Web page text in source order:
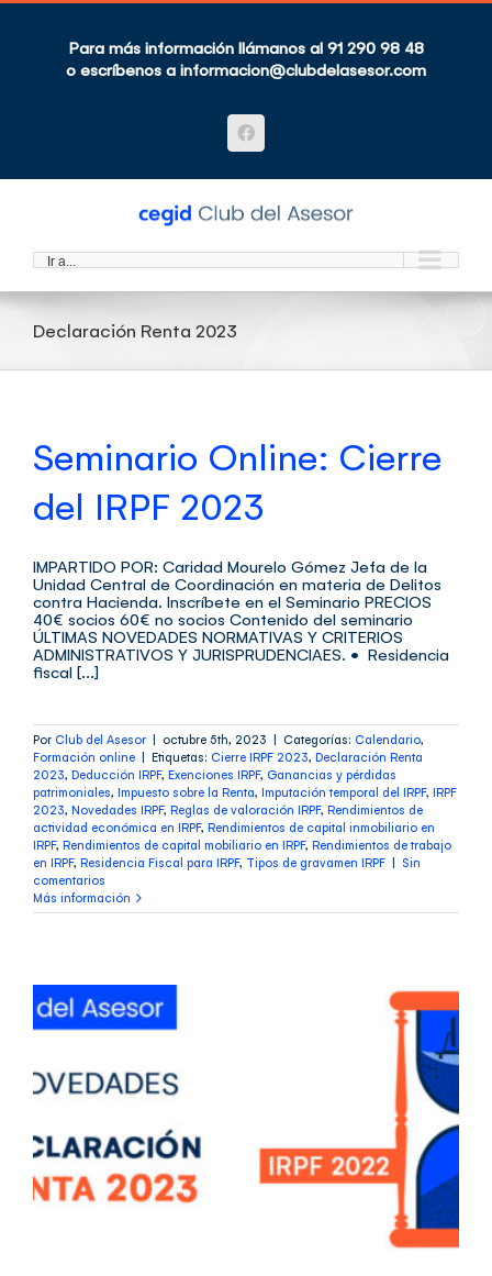
Saltar
contenidoPara más información llámanos al 91 290 98 48
o escríbenos a informacion@clubdelasesor.com
Facebook
Ir a...
Declaración Renta 2023
Seminario Online: Cierre
del IRPF 2023
IMPARTIDO POR: Caridad Mourelo Gómez Jefa de la
Unidad Central de Coordinación en materia de Delitos
contra Hacienda. Inscríbete en el Seminario PRECIOS
40€ socios 60€ no socios Contenido del seminario
ÚLTIMAS NOVEDADES NORMATIVAS Y CRITERIOS
ADMINISTRATIVOS Y JURISPRUDENCIAES. • Residencia
fiscal [...]
Por Club del Asesor | octubre 5th, 2023 | Categorías: Calendario,
Formación online | Etiquetas: Cierre IRPF 2023, Declaración Renta
2023, Deducción IRPF, Exenciones IRPF, Ganancias y pérdidas
patrimoniales, Impuesto sobre la Renta, Imputación temporal del IRPF, IRPF
2023, Novedades IRPF, Reglas de valoración IRPF, Rendimientos de
actividad económica en IRPF, Rendimientos de capital inmobiliario en
IRPF, Rendimientos de capital mobiliario en IRPF, Rendimientos de trabajo
en IRPF, Residencia Fiscal para IRPF, Tipos de gravamen IRPF | Sin
comentarios
Más información